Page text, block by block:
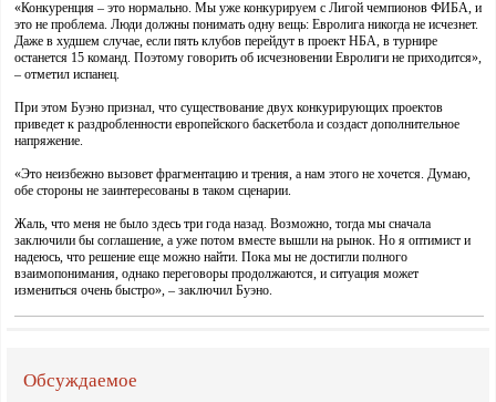
«Конкуренция – это нормально. Мы уже конкурируем с Лигой чемпионов ФИБА, и
это не проблема. Люди должны понимать одну вещь: Евролига никогда не исчезнет.
Даже в худшем случае, если пять клубов перейдут в проект НБА, в турнире
останется 15 команд. Поэтому говорить об исчезновении Евролиги не приходится»,
– отметил испанец.
При этом Буэно признал, что существование двух конкурирующих проектов
приведет к раздробленности европейского баскетбола и создаст дополнительное
напряжение.
«Это неизбежно вызовет фрагментацию и трения, а нам этого не хочется. Думаю,
обе стороны не заинтересованы в таком сценарии.
Жаль, что меня не было здесь три года назад. Возможно, тогда мы сначала
заключили бы соглашение, а уже потом вместе вышли на рынок. Но я оптимист и
надеюсь, что решение еще можно найти. Пока мы не достигли полного
взаимопонимания, однако переговоры продолжаются, и ситуация может
измениться очень быстро», – заключил Буэно.
Обсуждаемое